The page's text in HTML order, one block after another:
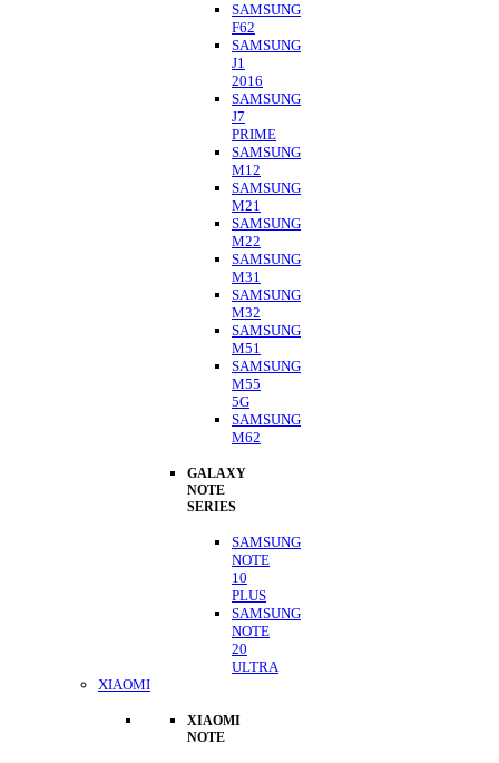
SAMSUNG
F62
SAMSUNG
J1
2016
SAMSUNG
J7
PRIME
SAMSUNG
M12
SAMSUNG
M21
SAMSUNG
M22
SAMSUNG
M31
SAMSUNG
M32
SAMSUNG
M51
SAMSUNG
M55
5G
SAMSUNG
M62
GALAXY
NOTE
SERIES
SAMSUNG
NOTE
10
PLUS
SAMSUNG
NOTE
20
ULTRA
XIAOMI
XIAOMI
NOTE